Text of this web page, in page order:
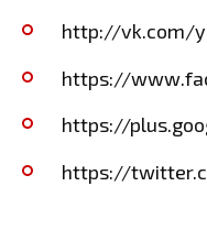
http://vk.com/
https://
https://
https://